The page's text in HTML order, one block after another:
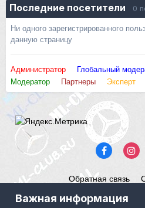
Последние посетители 0
Ни одного зарегистрированного
данную страницу
Администратор Глобальный
Модератор
Партнеры Эксперт
Обратная связь
Powered by Invision
Важная информация